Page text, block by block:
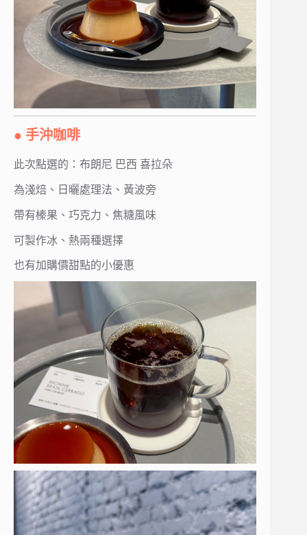
● 手沖咖啡
此次點選的：布朗尼 巴西 喜拉朵
為淺焙、日曬處理法、黃波旁
帶有榛果、巧克力、焦糖風味
可製作冰、熱兩種選擇
也有加購價甜點的小優惠